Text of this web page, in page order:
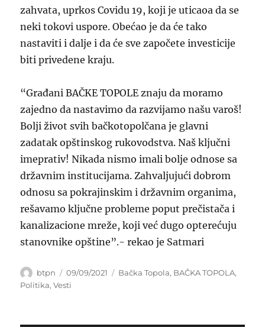
zahvata, uprkos Covidu 19, koji je uticaoa da se
neki tokovi uspore. Obećao je da će tako
nastaviti i dalje i da će sve započete investicije
biti privedene kraju.
“Građani BAČKE TOPOLE znaju da moramo
zajedno da nastavimo da razvijamo našu varoš!
Bolji život svih bačkotopolčana je glavni
zadatak opštinskog rukovodstva. Naš ključni
imeprativ! Nikada nismo imali bolje odnose sa
državnim institucijama. Zahvaljujući dobrom
odnosu sa pokrajinskim i državnim organima,
rešavamo ključne probleme poput prečistača i
kanalizacione mreže, koji već dugo opterećuju
stanovnike opštine”.- rekao je Satmari
Author
btpn
Posted
on
09/09/2021 Categories
Bačka Topola, BAČKA TOPOLA,
Politika,Vesti